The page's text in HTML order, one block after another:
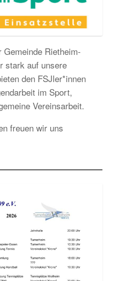
Rietheim-
stark auf unsere
den FSJler*innen
im Sport,
Vereinsarbeit.
freuen wir uns